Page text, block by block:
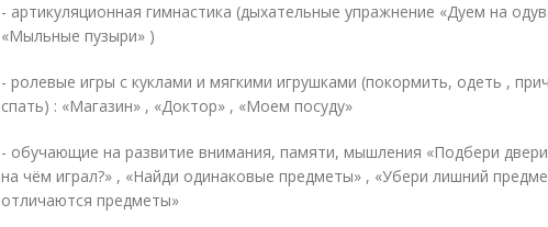
- артикуляционная гимнастика (дыхательные упражнение «Дуем на
«Мыльные пузыри» )
- ролевые игры с куклами и мягкими игрушками (покормить, одеть ,
спать) : «Магазин» , «Доктор» , «Моем посуду»
- обучающие на развитие внимания, памяти, мышления «Подбери
на чём играл?» , «Найди одинаковые предметы» , «Убери лишний
отличаются предметы»